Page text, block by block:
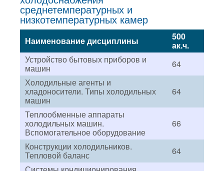
среднетемпературных и
низкотемпературных камер
Наименование дисциплины 500
ак.ч.
Устройство бытовых приборов и
машин
64
Холодильные агенты и
хладоносители. Типы холодильных
машин
64
Теплообменные аппараты
холодильных машин.
Вспомогательное оборудование
66
Конструкции холодильников.
Тепловой баланс
64